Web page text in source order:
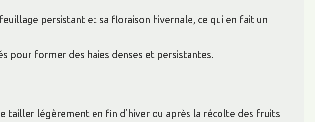
persistant et sa floraison hivernale, ce qui en fait un
pour former des haies denses et persistantes.
tailler légèrement en fin d’hiver ou après la récolte des fruits